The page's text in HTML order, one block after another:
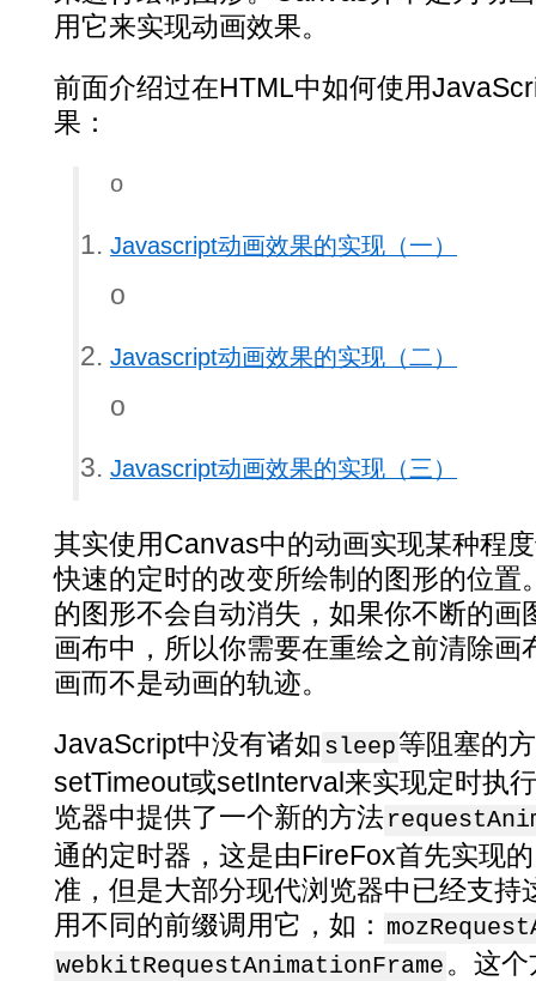
用它来实现动画效果。
前面介绍过在HTML中如何使用
果：
o
Javascript动画效果的实现（一）
o
Javascript动画效果的实现（二）
o
Javascript动画效果的实现（三）
其实使用Canvas中的动画实现某种程
快速的定时的改变所绘制的图形的位置
的图形不会自动消失，如果你不断的画
画布中，所以你需要在重绘之前清除画
画而不是动画的轨迹。
JavaScript中没有诸如 sleep等阻塞的
setTimeout或setInterval来实现定时执
览器中提供了一个新的方法
通的定时器，这是由FireFox首先实现
准，但是大部分现代浏览器中已经支持
用不同的前缀调用它，如：
webkitRequestAnimationFrame 。这